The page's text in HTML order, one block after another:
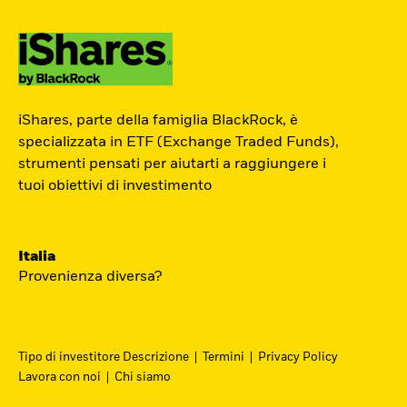
ETF Academy
Il percorso interattivo di iShares per
conoscere il mondo degli ETF, dedicato
agli investitori privati.
Inizia ora
iShares, parte della famiglia BlackRock, è
specializzata in ETF (Exchange Traded Funds),
strumenti pensati per aiutarti a raggiungere i
tuoi obiettivi di investimento
Italia
Provenienza diversa?
Tipo di investitore Descrizione Termini
Privacy Policy
Lavora con noi
Chi siamo